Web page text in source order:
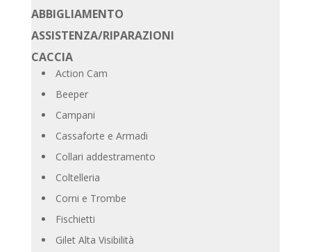
ABBIGLIAMENTO
ASSISTENZA/RIPARAZIONI
CACCIA
Action Cam
Beeper
Campani
Cassaforte e Armadi
Collari addestramento
Coltelleria
Corni e Trombe
Fischietti
Gilet Alta Visibilità